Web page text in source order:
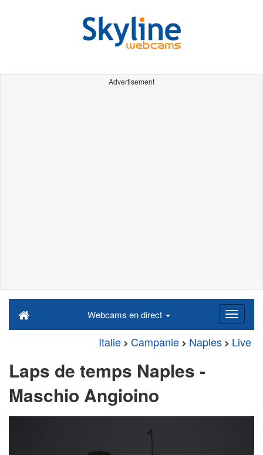
Advertisement
Webcams en direct
Italie Campanie Naples Live
Laps de temps Naples -
Maschio Angioino